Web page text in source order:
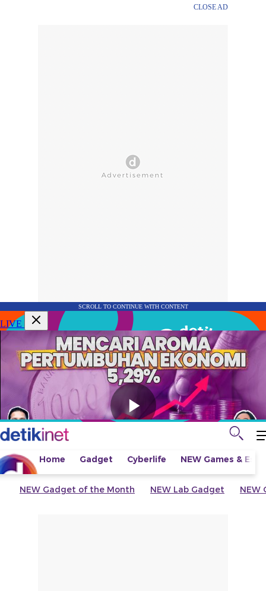
CLOSE AD
SCROLL TO CONTINUE WITH CONTENT
LIVE
Home Gadget Cyberlife NEW Games &
NEW Gadget of the Month NEW Lab Gadget NEW